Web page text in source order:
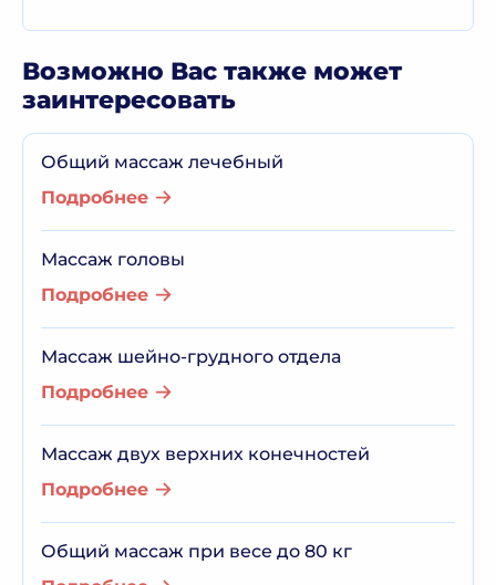
Возможно Вас также может
заинтересовать
Общий массаж лечебный
Подробнее
Массаж головы
Подробнее
Массаж шейно-грудного отдела
Подробнее
Массаж двух верхних конечностей
Подробнее
Общий массаж при весе до 80 кг